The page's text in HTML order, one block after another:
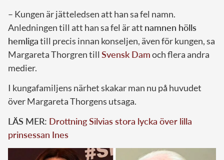
– Kungen är jätteledsen att han sa fel namn.
Anledningen till att han sa fel är att namnen hölls
hemligatill precis innan konseljen, även för kungen, sa
Margareta Thorgren till Svensk Damoch flera andra
medier.
I kungafamiljens närhet skakar man nu på huvudet
över Margareta Thorgens utsaga.
LÄS MER: Drottning Silvias stora lycka över lilla
prinsessan Ines